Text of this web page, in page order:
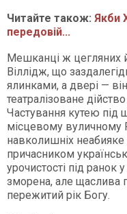
Читайте також: Якби
передовій...
Мешканці ж цегляних
Віллідж, що
ялинками, а двері —
театралізоване
Частування кутею під
місцевому вуличному
навколишніх неабияке
причасником
урочистості під ранок
зморена, але щаслива
пережитий рік Богу.